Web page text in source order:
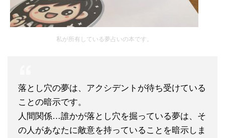
私が所有している夢占いの本です。
落とし穴の夢は、アクシデントが待ち受けている
ことの暗示です。
人間関係…誰かが落とし穴を掘っている夢は、そ
の人があなたに敵意を持っていることを暗示しま